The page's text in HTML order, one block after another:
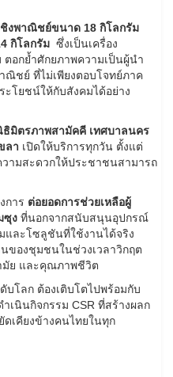
ชิงพาณิชย์ขนาด 18 กิโลกรัม
กิโลกรัม ซึ่งเป็นเครื่อง
ตอกย้ำศักยภาพความเป็นผู้นำ
ณิชย์ ที่ไม่เพียงตอบโจทย์ภาค
ะโยชน์ให้กับสังคมได้อย่าง
มิตรภาพสามัคคี เทศบาลนคร
ลา เปิดให้บริการทุกวัน ตั้งแต่
วามสะดวกให้ประชาชนสามารถ
การ ต่อยอดการช่วยเหลือผู้
ซุง ที่นอกจากสนับสนุนอุปกรณ์
และโซลูชันที่ใช้งานได้จริง
ของชุมชนในช่วงเวลาวิกฤต
มัย และคุณภาพชีวิต
โลก ต้องเติบโตไปพร้อมกับ
เนินกิจกรรม CSR ที่สร้างผลก
ดเคียงข้างคนไทยในทุก